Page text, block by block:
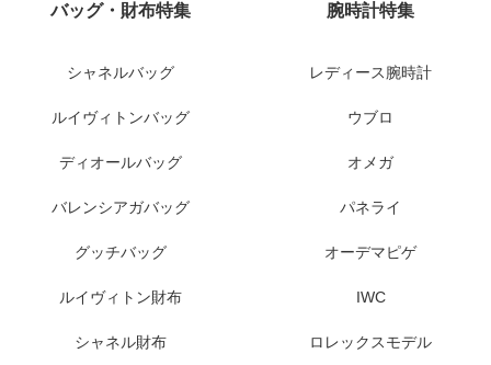
バッグ・財布特集
シャネルバッグ
ルイヴィトンバッグ
ディオールバッグ
バレンシアガバッグ
グッチバッグ
ルイヴィトン財布
シャネル財布
腕時計特集
レディース腕時計
ウブロ
オメガ
パネライ
オーデマピゲ
IWC
ロレックスモデル